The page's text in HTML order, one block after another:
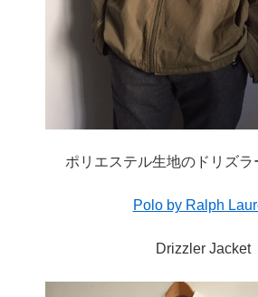
ポリエステル生地のドリズラ
Polo by Ralph
Drizzler Jacket